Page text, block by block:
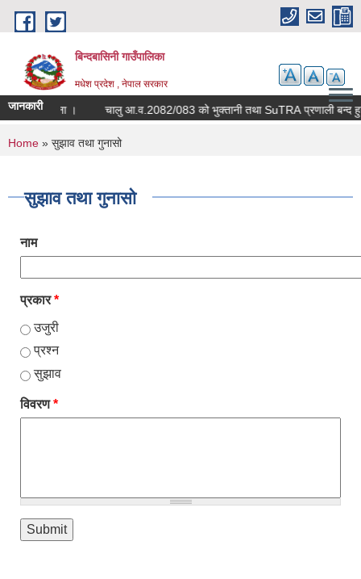
Skip to main content
बिन्दबासिनी गाउँपालिका
मधेश प्रदेश , नेपाल सरकार
जानकारीसूचना । चालु आ.व.2082/083 को भुक्तानी तथा SuTRA
You are here
Home » सुझाव तथा गुनासो
सुझाव तथा गुनासो
नाम
प्रकार*
उजुरी
प्रश्न
सुझाव
विवरण*